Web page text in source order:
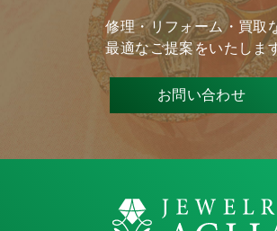
修理・リフォーム・買取
最適なご提案をいたしま
お問い合わせ